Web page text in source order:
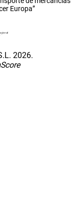
Europa”
2026.